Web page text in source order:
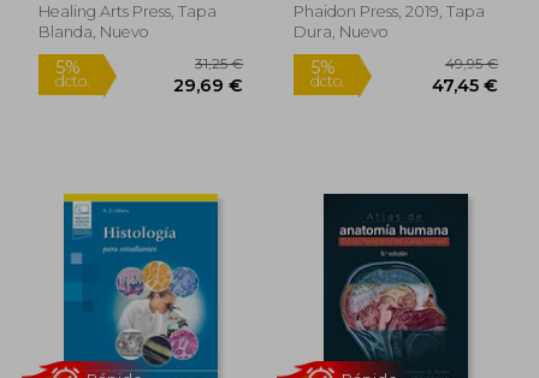
Healing Arts Press, Tapa
Blanda, Nuevo
Phaidon Press, 2019, Tapa
Dura, Nuevo